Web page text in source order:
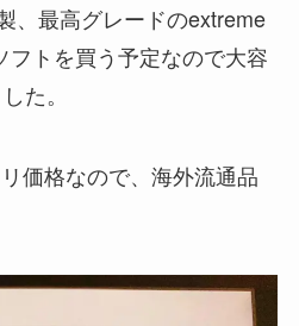
、最高グレードのextreme
フトを買う予定なので大容
た。
価格なので、海外流通品